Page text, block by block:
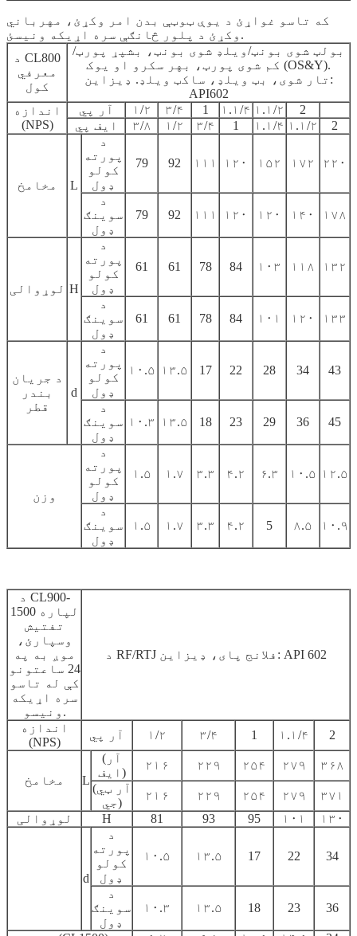
که تاسو غواړئ د یوې ټوټې بدن امر وکړئ، مهرباني
وکړئ د پلور څانګې سره اړیکه ونیسئ.
د CL800
معرفي
کول
بولټ شوی بونټ/ویلډ شوی بونټ، بشپړ پورټ/
کم شوی پورټ، بهر سکرو او یوک (OS&Y).
تار شوی، بټ ویلډ، ساکټ ویلډ. ډیزاین:
API602
اندازه
(NPS)
آر پي ۱/۲ ۳/۴ 1 ۱.۱/۴ ۱.۱/۲
2
ایف پي
۳/۸ ۱/۲ ۳/۴ 1 ۱.۱/۴ ۱.۱/۲ 2
مخامخ L
د
پورته
کولو
ډول
79 92 ۱۱۱ ۱۲۰ ۱۵۲ ۱۷۲ ۲۲۰
د
سوینګ
ډول
79 92 ۱۱۱ ۱۲۰ ۱۲۰ ۱۴۰ ۱۷۸
لوړوالی H
د
پورته
کولو
ډول
61 61 78 84 ۱۰۳ ۱۱۸ ۱۳۲
د
سوینګ
ډول
61 61 78 84 ۱۰۱ ۱۲۰ ۱۳۳
د جریان
بندر
قطر
d
د
پورته
کولو
ډول
۱۰.۵ ۱۳.۵ 17 22 28 34 43
د
سوینګ
ډول
۱۰.۳ ۱۳.۵ 18 23 29 36 45
وزن
د
پورته
کولو
ډول
۱.۵ ۱.۷ ۳.۳ ۴.۲ ۶.۳ ۱۰.۵ ۱۲.۵
د
سوینګ
ډول
۱.۵ ۱.۷ ۳.۳ ۴.۲ 5 ۸.۵ ۱۰.۹
د CL900-
1500 لپاره
تفتیش
وسپارئ،
موږ به په
24 ساعتونو
کې له تاسو
سره اړیکه
ونیسو.
د RF/RTJ فلانج پای، ډیزاین: API 602
اندازه
(NPS)
آر پي ۱/۲ ۳/۴ 1 ۱.۱/۴ 2
مخامخ L
(آر
ایف)
۲۱۶ ۲۲۹ ۲۵۴ ۲۷۹
۳۶۸
(آر ټي
جي)
۲۱۶ ۲۲۹ ۲۵۴ ۲۷۹
۳۷۱
لوړوالی
H 81 93 95 ۱۰۱ ۱۳۰
d
د
پورته
کولو
ډول
۱۰.۵ ۱۳.۵ 17 22 34
د
سوینګ
ډول
۱۰.۳ ۱۳.۵ 18 23 36